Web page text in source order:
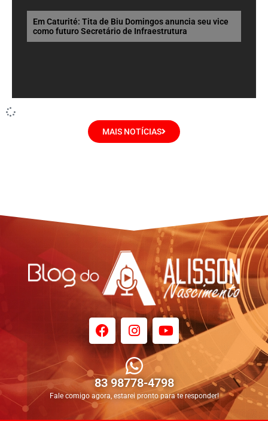
Em Caturité: Tita de Biu Domingos anuncia seu vice
como futuro Secretário de Infraestrutura
MAIS NOTÍCIAS
83 98778-4798
Fale comigo agora, estarei pronto para te responder!